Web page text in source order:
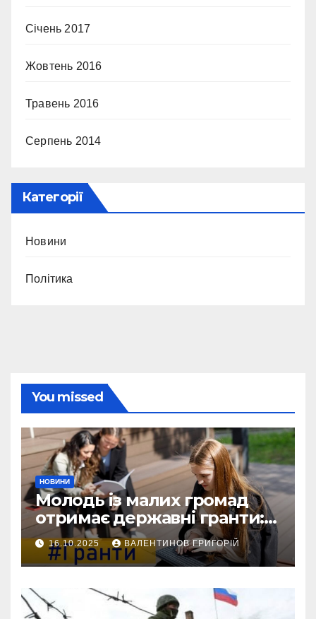
Січень 2017
Жовтень 2016
Травень 2016
Серпень 2014
Категорії
Новини
Політика
You missed
НОВИНИ
Молодь із малих громад
отримає державні гранти:
виплати сягатимуть 200
тисяч гривень
16.10.2025 ВАЛЕНТИНОВ ГРИГОРІЙ